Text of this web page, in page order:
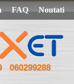
FAQ Noutati
060299288